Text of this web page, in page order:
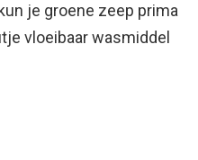
je groene zeep prima
vloeibaar wasmiddel